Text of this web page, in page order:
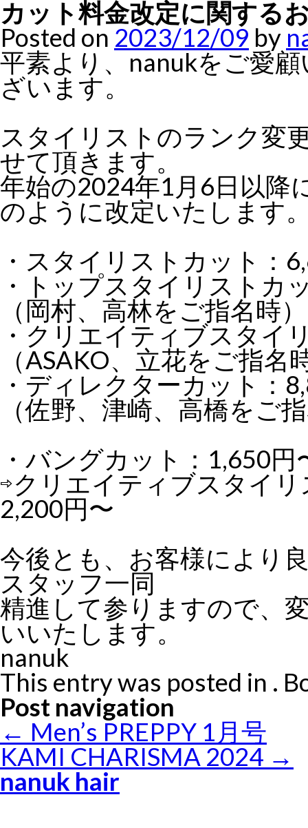
カット料金改定に関する
Posted on 2023/12/09 by
平素より、nanukをご愛
ざいます。
スタイリストのランク変
せて頂きます。
年始の2024年1月6日以降
のように改定いたします
・スタイリストカット：
・トップスタイリストカ
（岡村、高林をご指名時）
・クリエイティブスタイ
（ASAKO、立花をご指名
・ディレクターカット：
（佐野、津崎、高橋をご
・バングカット：1,650円
⇨クリエイティブスタイ
2,200円〜
今後とも、お客様により
スタッフ一同
精進して参りますので、
いいたします。
nanuk
This entry was posted in .
Post navigation
← Men’s PREPPY 1月号
KAMI CHARISMA 2024 →
nanuk hair